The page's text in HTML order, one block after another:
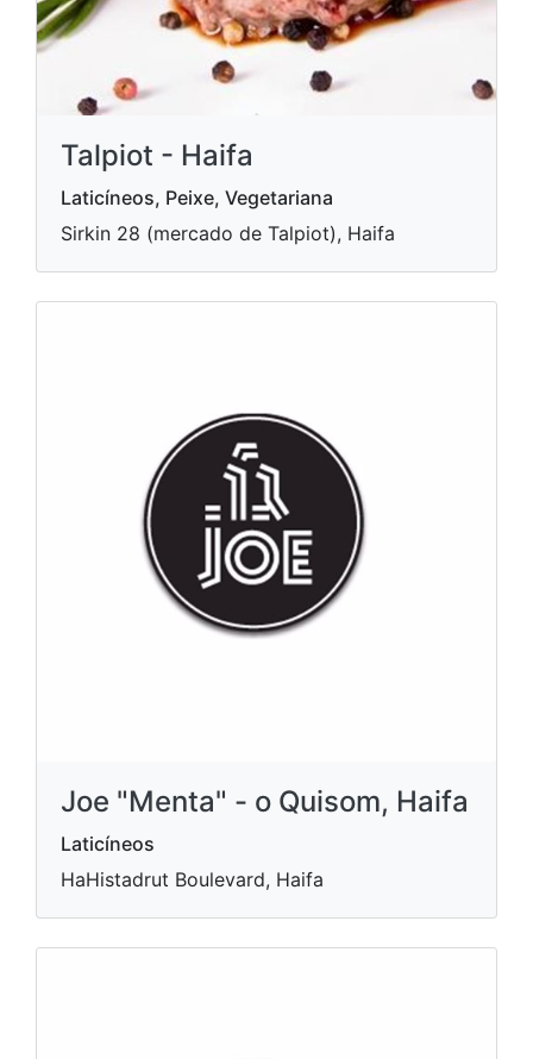
Talpiot - Haifa
Laticíneos, Peixe, Vegetariana
Sirkin 28 (mercado de Talpiot), Haifa
Joe "Menta" - o Quisom, Haifa
Laticíneos
HaHistadrut Boulevard, Haifa